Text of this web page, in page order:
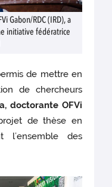
Gabon/RDC (IRD), a
initiative fédératrice
de mettre en
de chercheurs
doctorante OFVi
de thèse en
l’ensemble des